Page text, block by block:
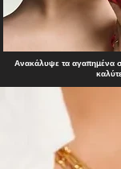
Ανακάλυψε τα αγαπημένα